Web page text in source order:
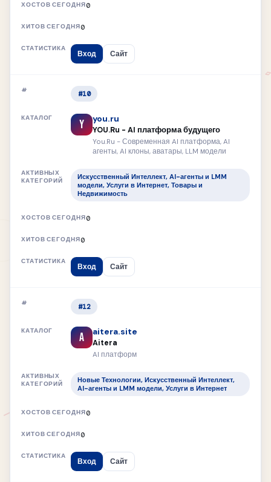
0
0
Вход Сайт
#10
Y you.ru
YOU.Ru - AI платформа будущего
You.Ru - Современная AI платформа, AI
агенты, AI клоны, аватары, LLM модели
Искусственный Интеллект, AI-агенты и LMM
модели, Услуги в Интернет, Товары и
Недвижимость
0
0
Вход Сайт
#12
A aitera.site
Aitera
AI платформ
Новые Технологии, Искусственный Интеллект,
AI-агенты и LMM модели, Услуги в Интернет
0
0
Вход Сайт